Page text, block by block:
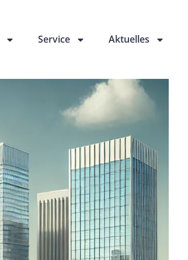
Service Aktuelles